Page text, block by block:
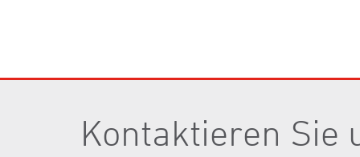
Kontaktieren Sie